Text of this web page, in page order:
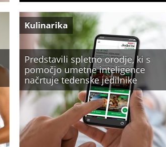
Predstavili spletno orodje, ki s
pomočjo umetne inteligence
načrtuje tedenske jedilnike
Kulinarika